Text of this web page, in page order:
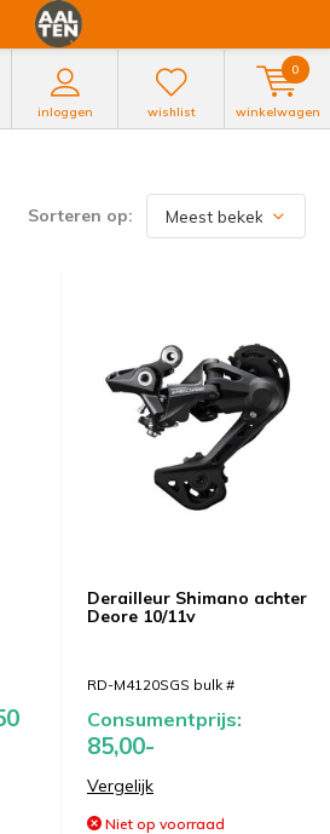
inloggen wishlist winkelwagen
0
Sorteren op:
Derailleur Shimano achter
Deore 10/11v
RD-M4120SGS bulk #
Consumentprijs:
85,00-
Vergelijk
Niet op voorraad